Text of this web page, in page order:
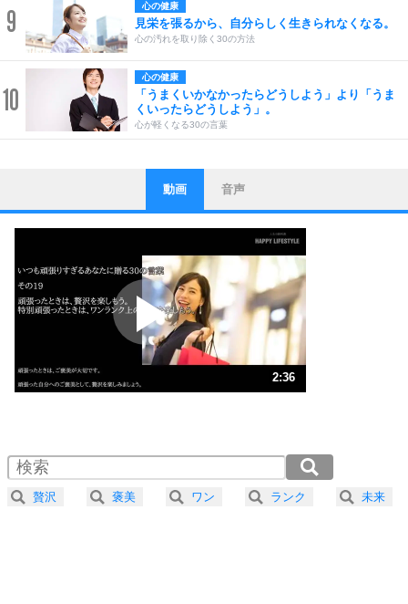
9 心の健康
見栄を張るから、自分らしく生きられなくなる。
心の汚れを取り除く30の方法
10
心の健康
「うまくいかなかったらどうしよう」より「うま
くいったらどうしよう」。
心が軽くなる30の言葉
1
ストレス対策
他人と比べない。
いっそのこと、他人を見ない。
いらいらしない人になる30の方法
プラス思考
ポジティブになれない原因は、行動しないから。
ポジティブ思考になる30の方法
ストレス対策
人生、なんとかなるもの。
気楽に生きる30の方法
4 器の大きい人は、怒りを優しさで表現する。
プラス思考
動画 音声
2:36
2.0倍速 （307KB 1分18秒）
2.5倍速 （246KB 1分2秒）
3.0倍速 （205KB 52秒）
贅沢 褒美 ワン ランク 未来